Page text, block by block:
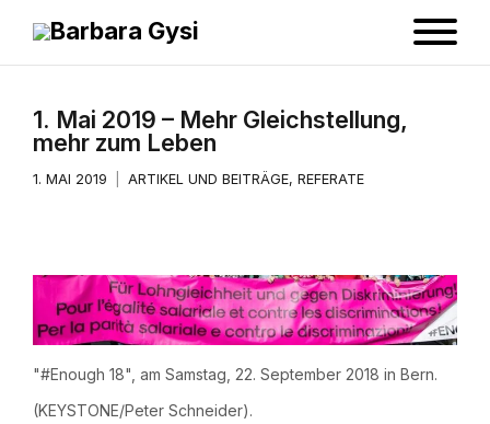
1. Mai 2019 – Mehr Gleichstellung,
mehr zum Leben
1. MAI 2019 ARTIKEL UND BEITRÄGE, REFERATE
"#Enough 18", am Samstag, 22. September 2018 in Bern.
(KEYSTONE/Peter Schneider).